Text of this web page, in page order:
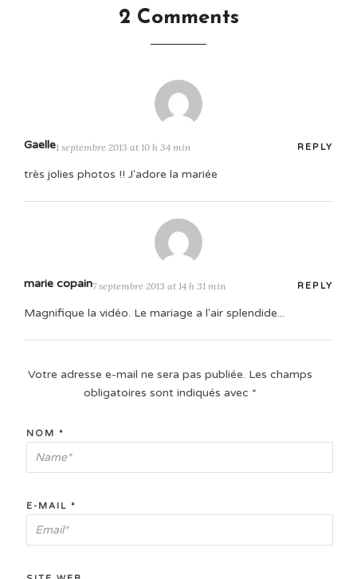
2 Comments
Gaelle1 septembre 2013 at 10 h 34 min REPLY
très jolies photos !! J'adore la mariée
marie copain7 septembre 2013 at 14 h 31 min REPLY
Magnifique la vidéo. Le mariage a l'air splendide...
Votre adresse e-mail ne sera pas publiée. Les champs
obligatoires sont indiqués avec *
NOM *
E-MAIL *